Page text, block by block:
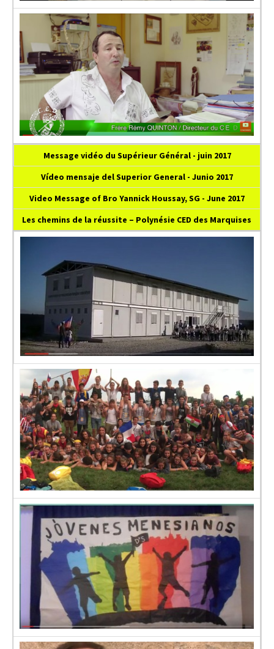
Message vidéo du Supérieur Général - juin 2017
Vídeo mensaje del Superior General - Junio 2017
Video Message of Bro Yannick Houssay, SG - June 2017
Les chemins de la réussite – Polynésie CED des Marquises